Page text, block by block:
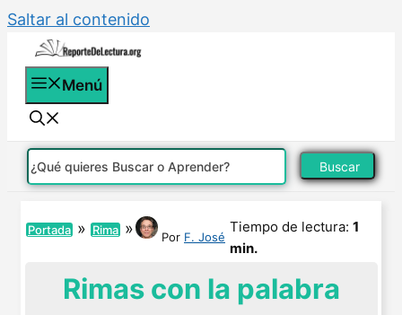
Saltar al contenido
Menú
Buscar
Portada » Rima » Por F. José
Tiempo de lectura: 1
min.
Rimas con la palabra